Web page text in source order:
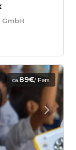
ca.89€/ Pers.